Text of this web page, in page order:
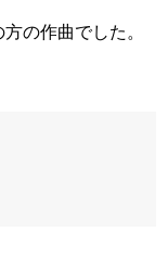
の作曲でした。